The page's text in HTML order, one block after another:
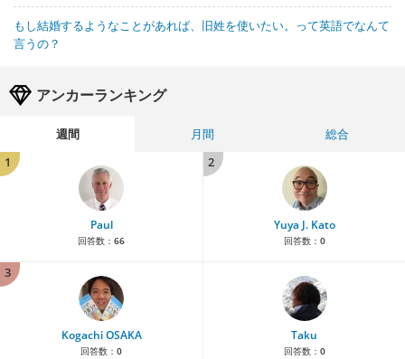
もし結婚するようなことがあれば、旧姓を使いたい。って英語でなんて
言うの？
アンカーランキング
週間 月間
総合
1
Paul
回答数： 66
2
Yuya J. Kato
回答数： 0
3
Kogachi OSAKA
回答数： 0
Taku
回答数： 0